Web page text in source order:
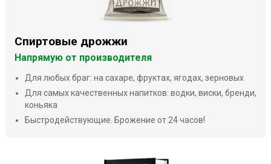
Спиртовые дрожжи
Напрямую от производителя
Для любых браг: на сахаре, фруктах, ягодах, зерновых
Для самых качественных напитков: водки, виски, бренди,
коньяка
Быстродействующие. Брожение от 24 часов!